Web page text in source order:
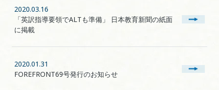
2020.03.16
「英訳指導要領でALTも準備」 日本教育新聞の紙面
に掲載
2020.01.31
FOREFRONT69号発行のお知らせ